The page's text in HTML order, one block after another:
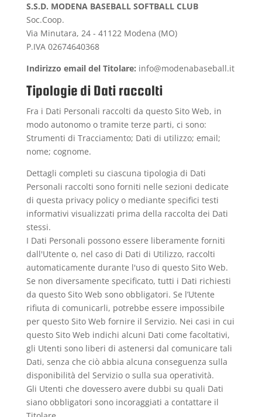
S.S.D. MODENA BASEBALL SOFTBALL CLUB
Soc.Coop.
Via Minutara, 24 - 41122 Modena (MO)
P.IVA 02674640368
Indirizzo email del Titolare: info@modenabaseball.it
Tipologie di Dati raccolti
Fra i Dati Personali raccolti da questo Sito Web, in
modo autonomo o tramite terze parti, ci sono:
Strumenti di Tracciamento; Dati di utilizzo; email;
nome; cognome.
Dettagli completi su ciascuna tipologia di Dati
Personali raccolti sono forniti nelle sezioni dedicate
di questa privacy policy o mediante specifici testi
informativi visualizzati prima della raccolta dei Dati
stessi.
I Dati Personali possono essere liberamente forniti
dall'Utente o, nel caso di Dati di Utilizzo, raccolti
automaticamente durante l'uso di questo Sito Web.
Se non diversamente specificato, tutti i Dati richiesti
da questo Sito Web sono obbligatori. Se l’Utente
rifiuta di comunicarli, potrebbe essere impossibile
per questo Sito Web fornire il Servizio. Nei casi in cui
questo Sito Web indichi alcuni Dati come facoltativi,
gli Utenti sono liberi di astenersi dal comunicare tali
Dati, senza che ciò abbia alcuna conseguenza sulla
disponibilità del Servizio o sulla sua operatività.
Gli Utenti che dovessero avere dubbi su quali Dati
siano obbligatori sono incoraggiati a contattare il